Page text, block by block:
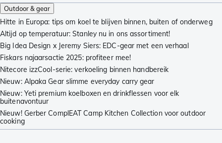
Outdoor & gear
Hitte in Europa: tips om koel te blijven binnen, buiten of onderweg
Altijd op temperatuur: Stanley nu in ons assortiment!
Big Idea Design x Jeremy Siers: EDC-gear met een verhaal
Fiskars najaarsactie 2025: profiteer mee!
Nitecore izzCool-serie: verkoeling binnen handbereik
Nieuw: Alpaka Gear slimme everyday carry gear
Nieuw: Yeti premium koelboxen en drinkflessen voor elk
buitenavontuur
Nieuw! Gerber ComplEAT Camp Kitchen Collection voor outdoor
cooking